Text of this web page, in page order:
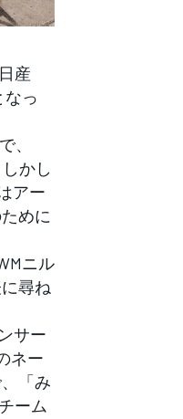
産
なっ
、
かし
アー
めに
ニル
尋ね
サー
ネー
「み
ーム